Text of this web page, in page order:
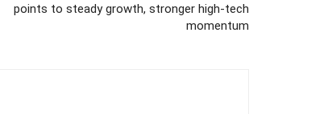
points to steady growth, stronger high-tech
momentum